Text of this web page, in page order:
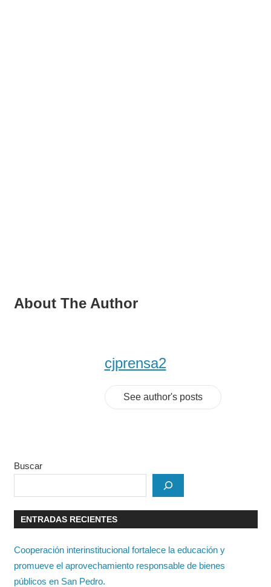
About The Author
cjprensa2
See author's posts
Buscar
ENTRADAS RECIENTES
Cooperación interinstitucional fortalece la educación y
promueve el aprovechamiento responsable de bienes
públicos en San Pedro.